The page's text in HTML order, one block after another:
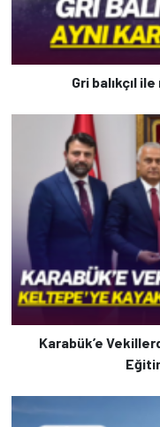
Gri balıkçıl
Karabük’e